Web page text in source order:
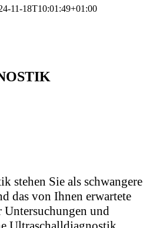
11-18T10:01:49+01:00
stehen Sie als schwangere
das von Ihnen erwartete
und